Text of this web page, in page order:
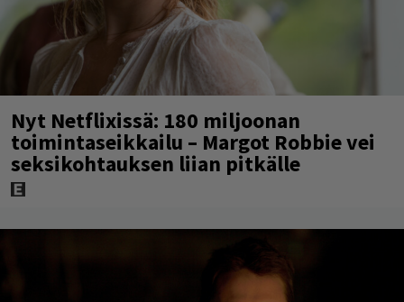
Nyt Netflixissä: 180 miljoonan
toimintaseikkailu – Margot Robbie vei
seksikohtauksen liian pitkälle